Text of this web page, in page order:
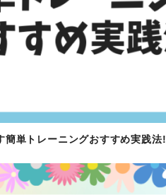
簡単トレーニングおすすめ実践法!